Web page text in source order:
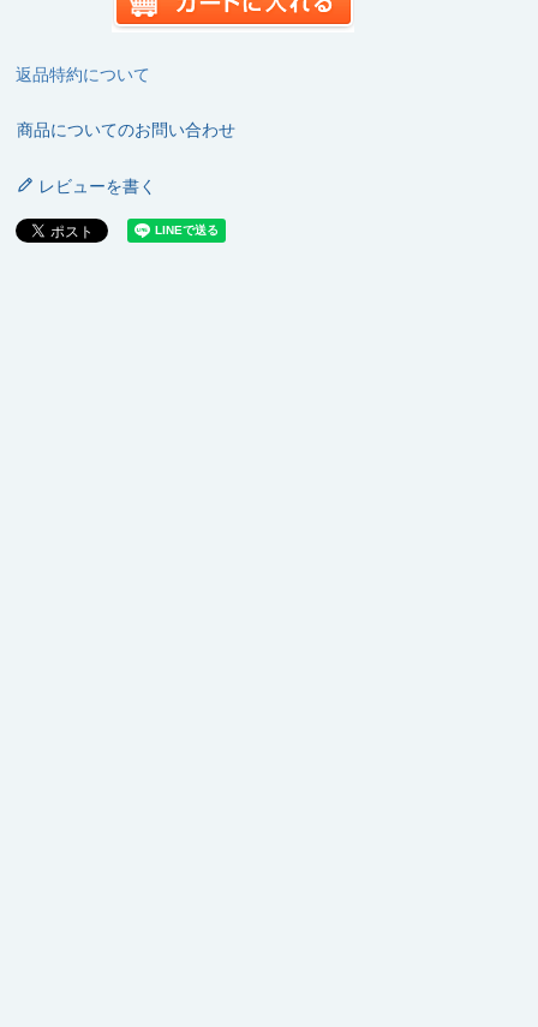
返品特約について
商品についてのお問い合わせ
レビューを書く